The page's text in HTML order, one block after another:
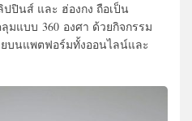
ปินส์ และ ฮ่องกง ถือเป็น
แบบ 360 องศา ด้วยกิจกรรม
บนแพตฟอร์มทั้งออนไลน์และ